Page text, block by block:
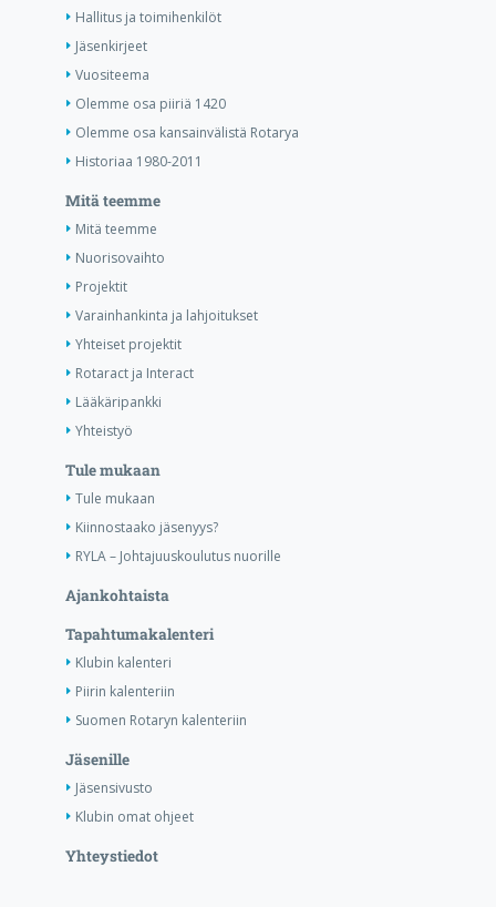
Hallitus ja toimihenkilöt
Jäsenkirjeet
Vuositeema
Olemme osa piiriä 1420
Olemme osa kansainvälistä Rotarya
Historiaa 1980-2011
Mitä teemme
Mitä teemme
Nuorisovaihto
Projektit
Varainhankinta ja lahjoitukset
Yhteiset projektit
Rotaract ja Interact
Lääkäripankki
Yhteistyö
Tule mukaan
Tule mukaan
Kiinnostaako jäsenyys?
RYLA – Johtajuuskoulutus nuorille
Ajankohtaista
Tapahtumakalenteri
Klubin kalenteri
Piirin kalenteriin
Suomen Rotaryn kalenteriin
Jäsenille
Jäsensivusto
Klubin omat ohjeet
Yhteystiedot